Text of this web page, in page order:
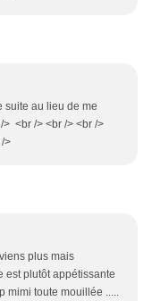
suite au lieu de me
> <br /> <br /> <br />
>
plus mais
est plutôt appétissante
mimi toute mouillée .....